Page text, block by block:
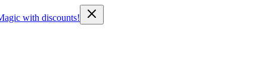
with discounts!